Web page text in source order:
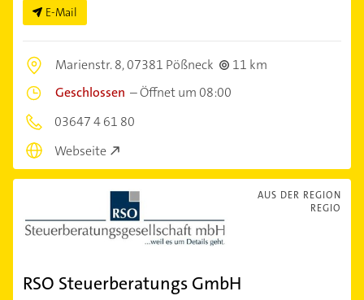
E-Mail
Marienstr. 8,07381 Pößneck
11 km
Geschlossen –Öffnet um 08:00
03647 4 61 80
Webseite
AUS DER REGION
REGIO
RSO Steuerberatungs GmbH